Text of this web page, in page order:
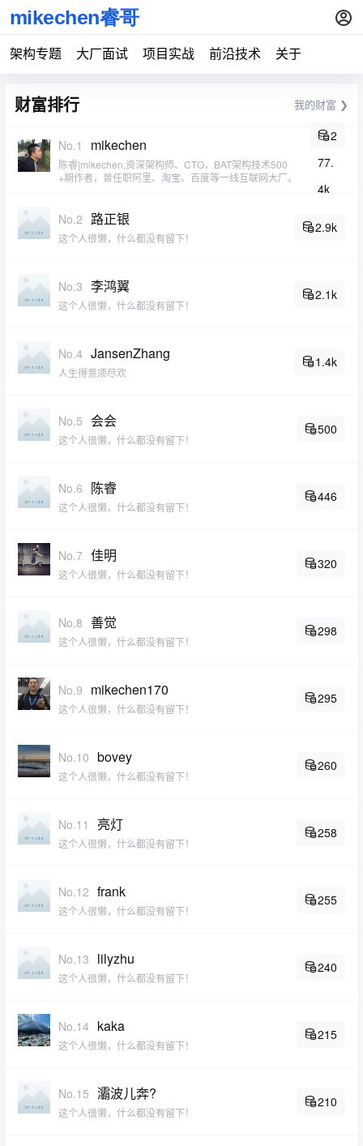
架构专题 大厂面试 项目实战 前沿技术 关于
财富排行 我的财富 ❯
No.1 mikechen
陈睿|mikechen,资深架构师、CTO，BAT架构技术500
+期作者，曾任职阿里、淘宝、百度等一线互联网大厂。
2
77.
4k
No.2 路正银
这个人很懒，什么都没有留下！
2.9k
No.3 李鸿翼
这个人很懒，什么都没有留下！
2.1k
No.4 JansenZhang
人生得意须尽欢
1.4k
No.5 会会
这个人很懒，什么都没有留下！
500
No.6 陈睿
这个人很懒，什么都没有留下！
446
No.7 佳明
这个人很懒，什么都没有留下！
320
No.8 善觉
这个人很懒，什么都没有留下！
298
No.9 mikechen170
这个人很懒，什么都没有留下！
295
No.10 bovey
这个人很懒，什么都没有留下！
260
No.11 亮灯
这个人很懒，什么都没有留下！
258
No.12 frank
这个人很懒，什么都没有留下！
255
No.13 lilyzhu
这个人很懒，什么都没有留下！
240
No.14 kaka
这个人很懒，什么都没有留下！
215
No.15 灞波儿奔?
这个人很懒，什么都没有留下！
210